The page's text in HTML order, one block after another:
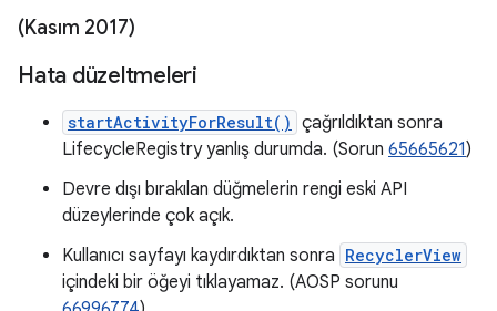
(Kasım 2017)
Hata düzeltmeleri
startActivityForResult() çağrıldıktan sonra
LifecycleRegistry yanlış durumda. (Sorun 65665621)
Devre dışı bırakılan düğmelerin rengi eski API
düzeylerinde çok açık.
Kullanıcı sayfayı kaydırdıktan sonra RecyclerView
içindeki bir öğeyi tıklayamaz. (AOSP sorunu